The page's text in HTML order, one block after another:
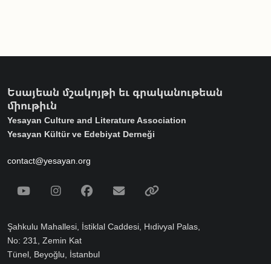
Եսայեան մշակոյթի եւ գրականութեան
միութիւն
Yesayan Culture and Literature Association
Yesayan Kültür ve Edebiyat Derneği
contact@yesayan.org
Social Media
YoutubeInstagramFacebook
Email
Şahkulu Mahallesi, İstiklal Caddesi, Hıdivyal Palas,
No: 231, Zemin Kat
Tünel, Beyoğlu, İstanbul